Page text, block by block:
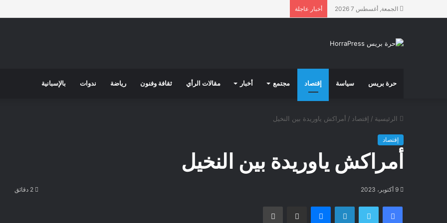
الجمعة, أغسطس 7 2026 أخبار عاجلة
حرة بريس سياسة إقتصاد مجتمع أخبار مقالات الرأي ثقافة وفنون رياضة ندوات بالإسبانية
الرئيسية / إقتصاد / أمراكش ياوريدة بين النخيل
إقتصاد
أمراكش ياوريدة بين النخيل
9 أكتوبر، 2023
فيسبوك تويتر لينكدإن ماسنجر مشاركة عبر البريد طباعة